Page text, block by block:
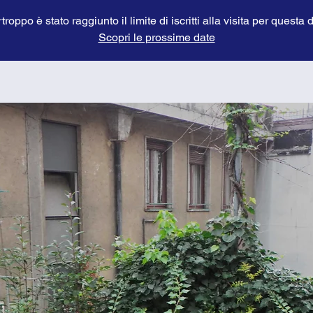
è stato raggiunto il limite di iscritti alla visita per questa
Scopri le prossime date